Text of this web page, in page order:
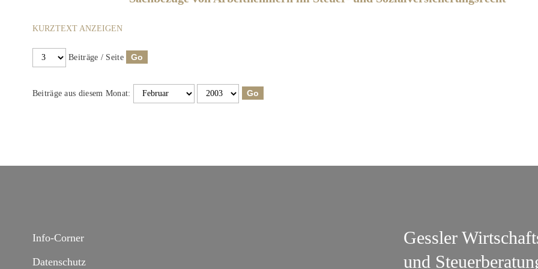
KURZTEXT ANZEIGEN
Beiträge / Seite
Beiträge aus diesem Monat:
Info-Corner
Datenschutz
Gessler
und